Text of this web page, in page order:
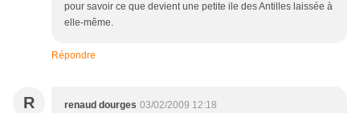
pour savoir ce que devient une petite ile des Antilles laissée à
elle-même.
Répondre
R renaud dourges 03/02/2009 12:18